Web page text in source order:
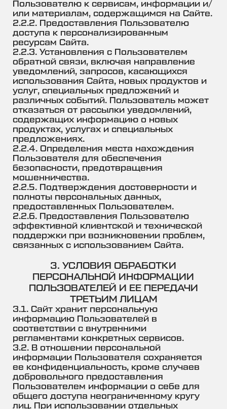
Пользователю к сервисам, информации и/
или материалам, содержащимся на Сайте.
2.2.2. Предоставления Пользователю
доступа к персонализированным
ресурсам Сайта.
2.2.3. Установления с Пользователем
обратной связи, включая направление
уведомлений, запросов, касающихся
использования Сайта, новых продуктов и
услуг, специальных предложений и
различных событий. Пользователь может
отказаться от рассылки уведомлений,
содержащих информацию о новых
продуктах, услугах и специальных
предложениях.
2.2.4. Определения места нахождения
Пользователя для обеспечения
безопасности, предотвращения
мошенничества.
2.2.5. Подтверждения достоверности и
полноты персональных данных,
предоставленных Пользователем.
2.2.6. Предоставления Пользователю
эффективной клиентской и технической
поддержки при возникновении проблем,
связанных с использованием Сайта.
3. УСЛОВИЯ ОБРАБОТКИ
ПЕРСОНАЛЬНОЙ ИНФОРМАЦИИ
ПОЛЬЗОВАТЕЛЕЙ И ЕЕ ПЕРЕДАЧИ
ТРЕТЬИМ ЛИЦАМ
3.1. Сайт хранит персональную
информацию Пользователей в
соответствии с внутренними
регламентами конкретных сервисов.
3.2. В отношении персональной
информации Пользователя сохраняется
ее конфиденциальность, кроме случаев
добровольного предоставления
Пользователем информации о себе для
общего доступа неограниченному кругу
лиц. При использовании отдельных